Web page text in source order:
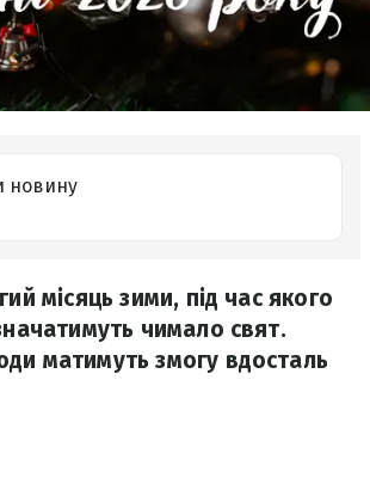
новину
місяць зими, під час якого
чимало свят.
матимуть змогу вдосталь